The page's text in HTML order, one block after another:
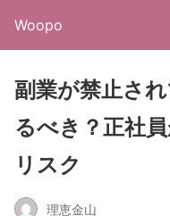
Woopo
副業が禁止さ
るべき？正社
リスク
理恵金山